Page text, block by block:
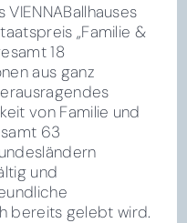
„Familie &
18
aus ganz
von Familie und
63
und
bereits gelebt wird.